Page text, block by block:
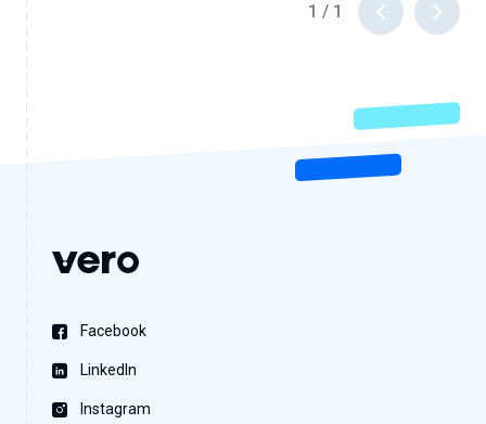
1 / 1
Facebook
LinkedIn
Instagram